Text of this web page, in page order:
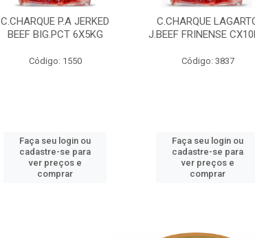
C.CHARQUE P.A JERKED
BEEF BIG.PCT 6X5KG
Código: 1550
Faça seu login ou
cadastre-se para
ver preços e
comprar
C.CHARQUE
J.BEEF FRINENSE
Código: 3837
Faça seu login ou
cadastre-se para
ver preços e
comprar